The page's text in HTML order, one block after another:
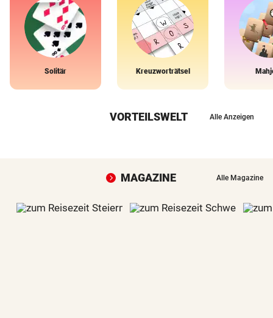
Solitär Kreuzworträtsel
VORTEILSWELT Alle Anzeigen
MAGAZINE Alle Magazine